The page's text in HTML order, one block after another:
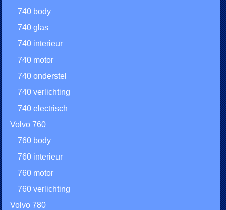
740 body
740 glas
740 interieur
740 motor
740 onderstel
740 verlichting
740 electrisch
Volvo 760
760 body
760 interieur
760 motor
760 verlichting
Volvo 780